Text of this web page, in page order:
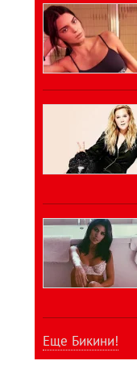
Еще Бикини!